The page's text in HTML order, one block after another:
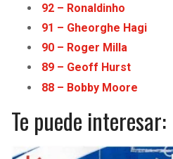
92 – Ronaldinho
91 – Gheorghe Hagi
90 – Roger Milla
89 – Geoff Hurst
88 – Bobby Moore
Te puede interesar: